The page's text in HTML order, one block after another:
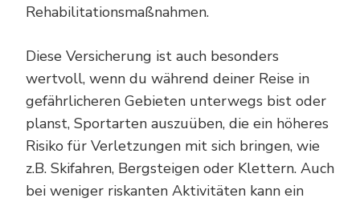
Rehabilitationsmaßnahmen.
Diese Versicherung ist auch besonders
wertvoll, wenn du während deiner Reise in
gefährlicheren Gebieten unterwegs bist oder
planst, Sportarten auszuüben, die ein höheres
Risiko für Verletzungen mit sich bringen, wie
z.B. Skifahren, Bergsteigen oder Klettern. Auch
bei weniger riskanten Aktivitäten kann ein